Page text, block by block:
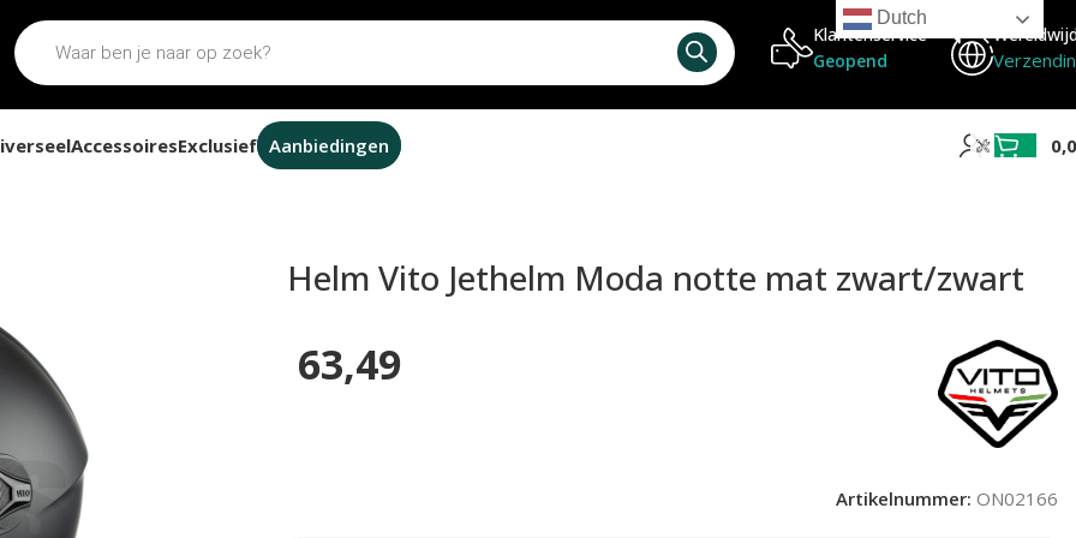
Klantenservice
Geopend
AccessoiresExclusief Aanbiedingen
Helm Vito Jethelm Moda notte mat zwart/zwart
63,49
Artikelnummer: ON02166
Dutch